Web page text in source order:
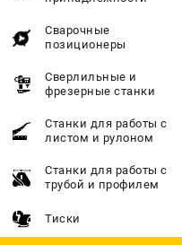
Сварочные
позиционеры
Сверлильные и
фрезерные станки
Станки для работы с
листом и рулоном
Станки для работы с
трубой и профилем
Тиски